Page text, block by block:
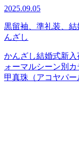
2025.09.05
黒留袖、準礼装、
んざし
かんざし結婚式新入
ォーマルシーン別カ
甲真珠（アコヤパー